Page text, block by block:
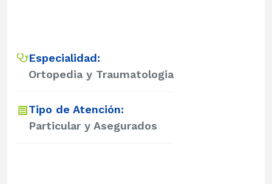
Especialidad:
Ortopedia y Traumatologia
Tipo de Atención:
Particular y Asegurados